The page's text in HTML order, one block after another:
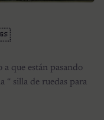
que están pasando
“ silla de ruedas para